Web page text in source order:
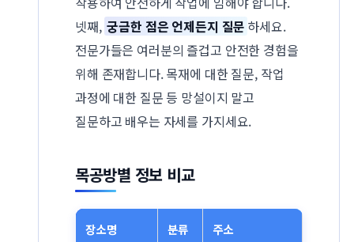
넷째, 궁금한 점은 언제든지 질문 하세요.
전문가들은 여러분의 즐겁고 안전한 경험을
위해 존재합니다. 목재에 대한 질문, 작업
과정에 대한 질문 등 망설이지 말고
질문하고 배우는 자세를 가지세요.
목공방별 정보 비교
장소명 분류 주소